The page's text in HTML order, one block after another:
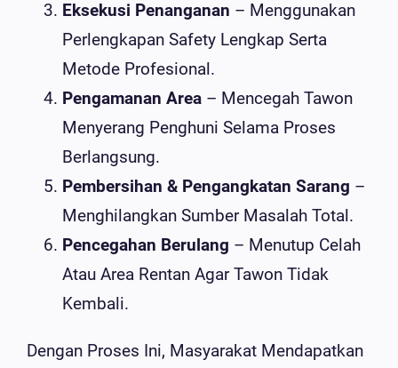
Eksekusi Penanganan – Menggunakan
Perlengkapan Safety Lengkap Serta
Metode Profesional.
Pengamanan Area – Mencegah Tawon
Menyerang Penghuni Selama Proses
Berlangsung.
Pembersihan & Pengangkatan Sarang –
Menghilangkan Sumber Masalah Total.
Pencegahan Berulang – Menutup Celah
Atau Area Rentan Agar Tawon Tidak
Kembali.
Dengan Proses Ini, Masyarakat Mendapatkan